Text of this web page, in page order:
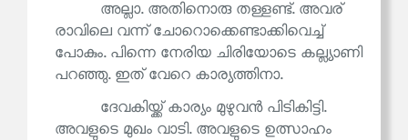
അല്ലാ. അതിനൊരു തള്ളണ്ട്. അവര്
രാവിലെ വന്ന് ചോറൊക്കെണ്ടാക്കിവെച്ച്
പോകും. പിന്നെ നേരിയ ചിരിയോടെ കല്ല്യാണി
പറഞ്ഞു. ഇത് വേറെ കാര്യത്തിനാ.
ദേവകിയ്ക്ക് കാര്യം മുഴുവൻ പിടികിട്ടി.
അവളുടെ മുഖം വാടി. അവളുടെ ഉത്സാഹം